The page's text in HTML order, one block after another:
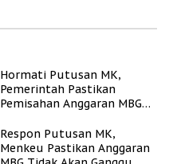
Hormati Putusan MK,
Pemerintah Pastikan
Pemisahan Anggaran MBG
Respon Putusan MK,
Menkeu Pastikan Anggaran